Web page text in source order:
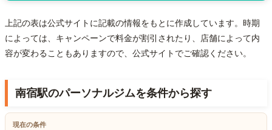
上記の表は公式サイトに記載の情報をもとに作成しています。時期
によっては、キャンペーンで料金が割引されたり、店舗によって内
容が変わることもありますので、公式サイトでご確認ください。
南宿駅のパーソナルジムを条件から探す
現在の条件